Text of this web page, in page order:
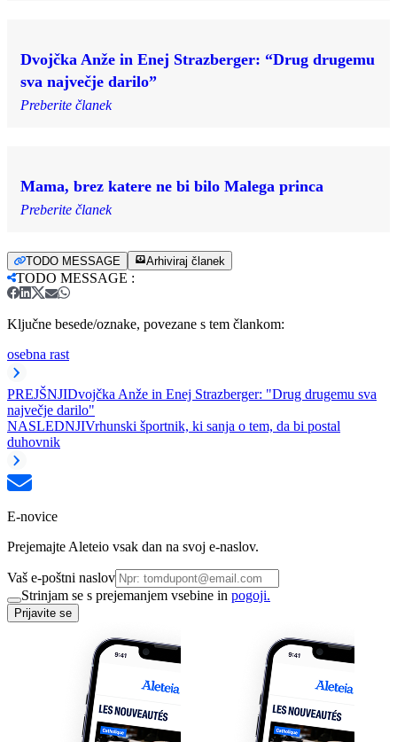
Dvojčka Anže in Enej Strazberger: “Drug drugemu
sva največje darilo”
Preberite članek
Mama, brez katere ne bi bilo Malega princa
Preberite članek
TODO MESSAGE Arhiviraj članek
TODO MESSAGE :
Ključne besede/oznake, povezane s tem člankom:
osebna rast
PREJŠNJIDvojčka Anže in Enej Strazberger: "Drug drugemu sva
največje darilo"
NASLEDNJIVrhunski športnik, ki sanja o tem, da bi postal
duhovnik
E-novice
Prejemajte Aleteio vsak dan na svoj e-naslov.
Vaš e-poštni naslov
Strinjam se s prejemanjem vsebine in pogoji.
Prijavite se